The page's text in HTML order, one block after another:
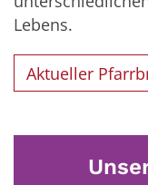
Lebens.
Aktueller